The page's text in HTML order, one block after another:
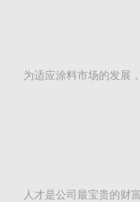
为适应涂料市场的发展
人才是公司最宝贵的财